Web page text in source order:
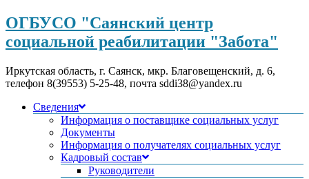
ОГБУСО "Саянский центр
социальной реабилитации "Забота"
Иркутская область, г. Саянск, мкр. Благовещенский, д. 6,
телефон 8(39553) 5-25-48, почта sddi38@yandex.ru
Сведения
Информация о поставщике социальных услуг
Документы
Информация о получателях социальных услуг
Кадровый состав
Руководители